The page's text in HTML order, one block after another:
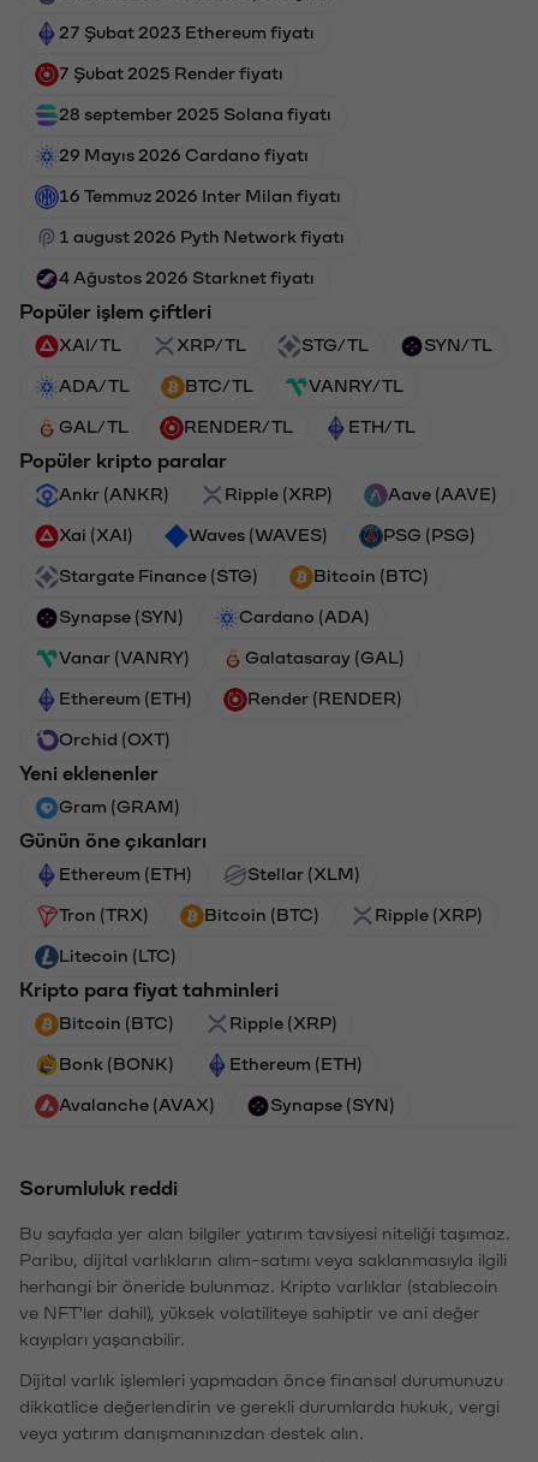
27 Şubat 2023 Ethereum fiyatı
7 Şubat 2025 Render fiyatı
28 september 2025 Solana fiyatı
29 Mayıs 2026 Cardano fiyatı
16 Temmuz 2026 Inter Milan fiyatı
1 august 2026 Pyth Network fiyatı
4 Ağustos 2026 Starknet fiyatı
Popüler işlem çiftleri
XAI/TL XRP/TL STG/TL SYN/TL
ADA/TL BTC/TL VANRY/TL
GAL/TL RENDER/TL ETH/TL
Popüler kripto paralar
Ankr (ANKR) Ripple (XRP) Aave (AAVE)
Xai (XAI) Waves (WAVES) PSG (PSG)
Stargate Finance (STG) Bitcoin (BTC)
Synapse (SYN) Cardano (ADA)
Vanar (VANRY) Galatasaray (GAL)
Ethereum (ETH) Render (RENDER)
Orchid (OXT)
Yeni eklenenler
Gram (GRAM)
Günün öne çıkanları
Ethereum (ETH) Stellar (XLM)
Tron (TRX) Bitcoin (BTC) Ripple (XRP)
Litecoin (LTC)
Kripto para fiyat tahminleri
Bitcoin (BTC) Ripple (XRP)
Bonk (BONK) Ethereum (ETH)
Avalanche (AVAX) Synapse (SYN)
Sorumluluk reddi
Bu sayfada yer alan bilgiler yatırım tavsiyesi niteliği taşımaz.
Paribu, dijital varlıkların alım-satımı veya saklanmasıyla ilgili
herhangi bir öneride bulunmaz. Kripto varlıklar (stablecoin
ve NFT'ler dahil), yüksek volatiliteye sahiptir ve ani değer
kayıpları yaşanabilir.
Dijital varlık işlemleri yapmadan önce finansal durumunuzu
dikkatlice değerlendirin ve gerekli durumlarda hukuk, vergi
veya yatırım danışmanınızdan destek alın.